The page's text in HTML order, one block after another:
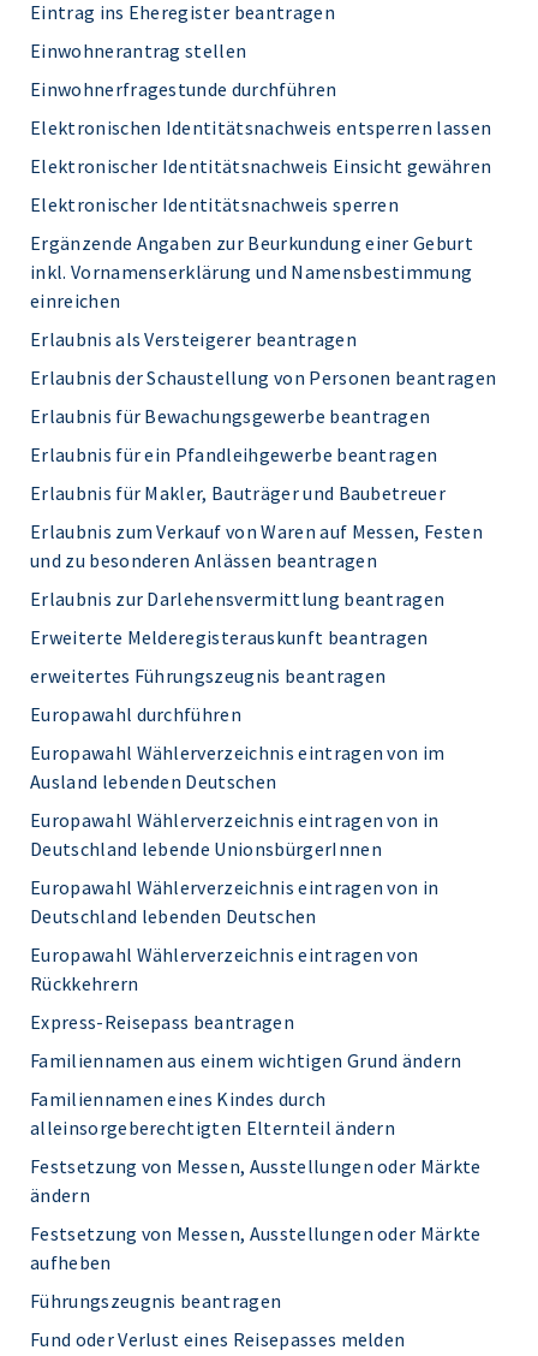
Eintrag ins Eheregister beantragen
Einwohnerantrag stellen
Einwohnerfragestunde durchführen
Elektronischen Identitätsnachweis entsperren lassen
Elektronischer Identitätsnachweis Einsicht gewähren
Elektronischer Identitätsnachweis sperren
Ergänzende Angaben zur Beurkundung einer Geburt
inkl. Vornamenserklärung und Namensbestimmung
einreichen
Erlaubnis als Versteigerer beantragen
Erlaubnis der Schaustellung von Personen beantragen
Erlaubnis für Bewachungsgewerbe beantragen
Erlaubnis für ein Pfandleihgewerbe beantragen
Erlaubnis für Makler, Bauträger und Baubetreuer
Erlaubnis zum Verkauf von Waren auf Messen, Festen
und zu besonderen Anlässen beantragen
Erlaubnis zur Darlehensvermittlung beantragen
Erweiterte Melderegisterauskunft beantragen
erweitertes Führungszeugnis beantragen
Europawahl durchführen
Europawahl Wählerverzeichnis eintragen von im
Ausland lebenden Deutschen
Europawahl Wählerverzeichnis eintragen von in
Deutschland lebende UnionsbürgerInnen
Europawahl Wählerverzeichnis eintragen von in
Deutschland lebenden Deutschen
Europawahl Wählerverzeichnis eintragen von
Rückkehrern
Express-Reisepass beantragen
Familiennamen aus einem wichtigen Grund ändern
Familiennamen eines Kindes durch
alleinsorgeberechtigten Elternteil ändern
Festsetzung von Messen, Ausstellungen oder Märkte
ändern
Festsetzung von Messen, Ausstellungen oder Märkte
aufheben
Führungszeugnis beantragen
Fund oder Verlust eines Reisepasses melden